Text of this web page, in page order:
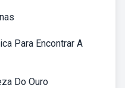
Para Encontrar A
Do Ouro